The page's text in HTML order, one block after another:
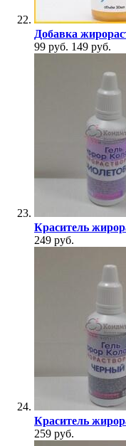
Добавка
99 руб. 149 руб.
Краситель
249 руб.
Краситель
259 руб.